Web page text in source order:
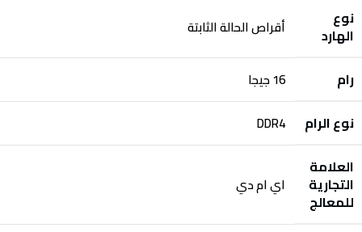
نوع
الهارد أقراص الحالة الثابتة
رام 16 جيجا
نوع الرام DDR4
العلامة
التجارية
للمعالج
اي ام دي